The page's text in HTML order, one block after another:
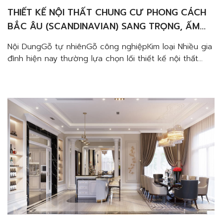
THIẾT KẾ NỘI THẤT CHUNG CƯ PHONG CÁCH
BẮC ÂU (SCANDINAVIAN) SANG TRỌNG, ẤM
CÚNG VÀ TINH TẾ
Nội DungGỗ tự nhiênGỗ công nghiệpKim loại Nhiều gia
đình hiện nay thường lựa chọn lối thiết kế nội thất
chuộng hơn. […]